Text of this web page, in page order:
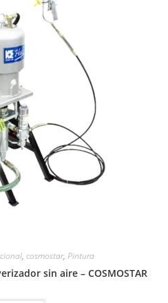
, cosmostar, Pintura
sin aire – COSMOSTAR